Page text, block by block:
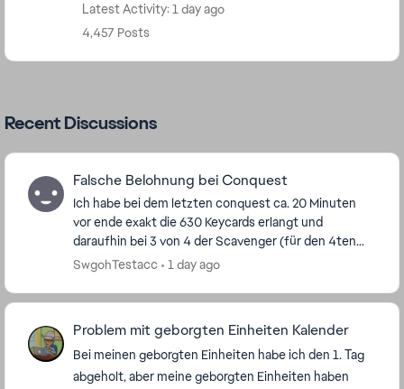
Latest Activity: 1 day ago
4,457 Posts
Recent Discussions
Falsche Belohnung bei Conquest
Ich habe bei dem letzten conquest ca. 20 Minuten
vor ende exakt die 630 Keycards erlangt und
daraufhin bei 3 von 4 der Scavenger (für den 4ten
hatte ich nicht genug keycards übrig) 15 Jedi Leia
SwgohTestacc 1 day ago
Problem mit geborgten Einheiten Kalender
Bei meinen geborgten Einheiten habe ich den 1. Tag
abgeholt, aber meine geborgten Einheiten haben